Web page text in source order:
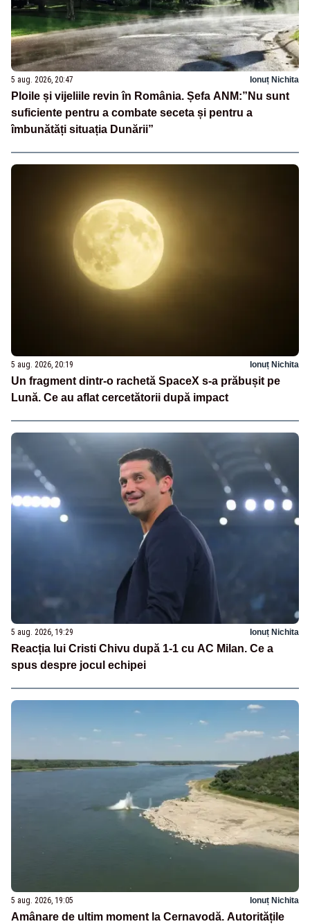
5 aug. 2026, 20:47 Ionuț Nichita
Ploile și vijeliile revin în România. Șefa ANM:”Nu sunt
suficiente pentru a combate seceta și pentru a
îmbunătăți situația Dunării”
5 aug. 2026, 20:19 Ionuț Nichita
Un fragment dintr-o rachetă SpaceX s-a prăbușit pe
Lună. Ce au aflat cercetătorii după impact
5 aug. 2026, 19:29 Ionuț Nichita
Reacția lui Cristi Chivu după 1-1 cu AC Milan. Ce a
spus despre jocul echipei
5 aug. 2026, 19:05 Ionuț Nichita
Amânare de ultim moment la Cernavodă. Autoritățile